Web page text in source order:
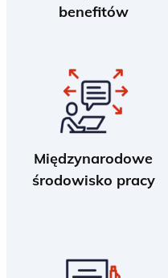
benefitów
Międzynarodowe
środowisko pracy